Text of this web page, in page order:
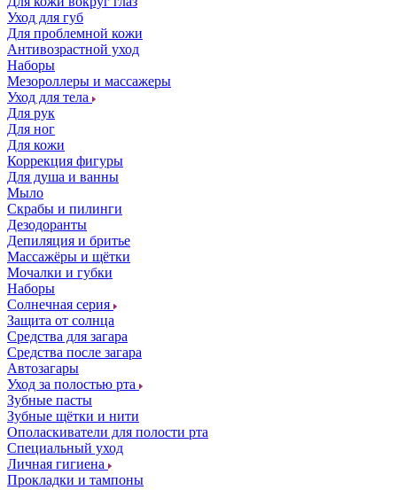
Уход для губ
Для проблемной кожи
Антивозрастной уход
Наборы
Мезороллеры и массажеры
Уход для тела
Для рук
Для ног
Для кожи
Коррекция фигуры
Для душа и ванны
Мыло
Скрабы и пилинги
Дезодоранты
Депиляция и бритье
Массажёры и щётки
Мочалки и губки
Наборы
Солнечная серия
Защита от солнца
Средства для загара
Средства после загара
Автозагары
Уход за полостью рта
Зубные пасты
Зубные щётки и нити
Ополаскиватели для полости рта
Специальный уход
Личная гигиена
Прокладки и тампоны